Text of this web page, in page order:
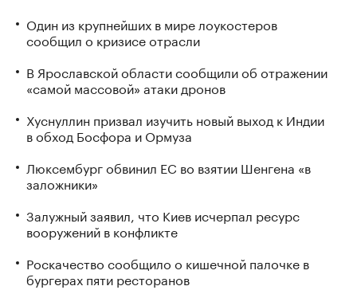
Один из крупнейших в мире лоукостеров
сообщил о кризисе отрасли
В Ярославской области сообщили об отражении
«самой массовой» атаки дронов
Хуснуллин призвал изучить новый выход к Индии
в обход Босфора и Ормуза
Люксембург обвинил ЕС во взятии Шенгена «в
заложники»
Залужный заявил, что Киев исчерпал ресурс
вооружений в конфликте
Роскачество сообщило о кишечной палочке в
бургерах пяти ресторанов